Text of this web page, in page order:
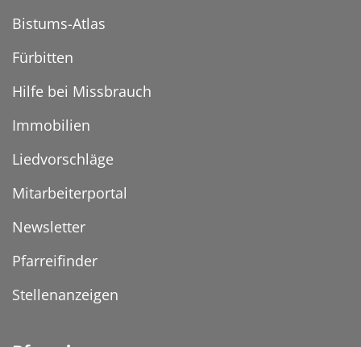
Bistums-Atlas
Fürbitten
Hilfe bei Missbrauch
Immobilien
Liedvorschläge
Mitarbeiterportal
Newsletter
Pfarreifinder
Stellenanzeigen